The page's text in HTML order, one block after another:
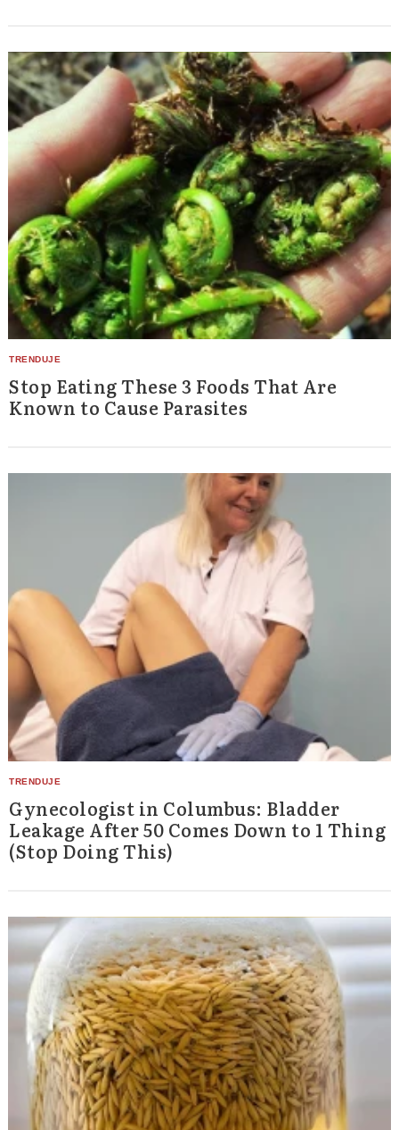
Stop Eating These 3 Foods That Are
Known to Cause Parasites
Gynecologist in Columbus: Bladder
Leakage After 50 Comes Down to 1 Thing
(Stop Doing This)